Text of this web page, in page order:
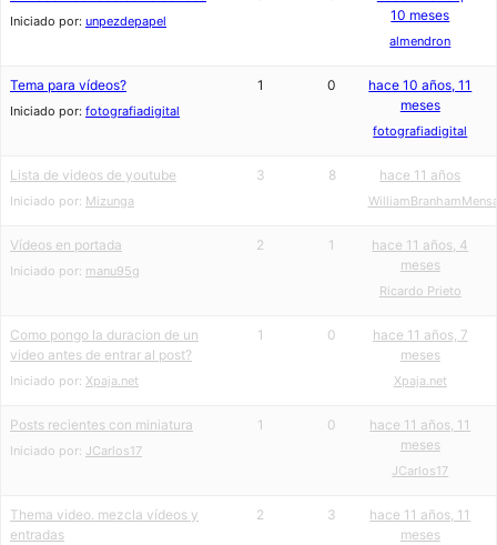
Iniciado por: unpezdepapel
10 meses
almendron
Tema para vídeos?
Iniciado por: fotografiadigital
1 0
hace 10 años, 11
meses
fotografiadigital
Lista de videos de youtube
Iniciado por: Mizunga
3 8 hace 11 años
Vídeos en portada
Iniciado por: manu95g
2 1
hace 11 años, 4
meses
Ricardo Prieto
Como pongo la duracion de un
video antes de entrar al post?
Iniciado por: Xpaja.net
1 0
hace 11 años, 7
meses
Xpaja.net
Posts recientes con miniatura
Iniciado por: JCarlos17
1 0
hace 11 años, 11
meses
JCarlos17
Thema video. mezcla vídeos y
entradas
2 3
hace 11 años, 11
meses